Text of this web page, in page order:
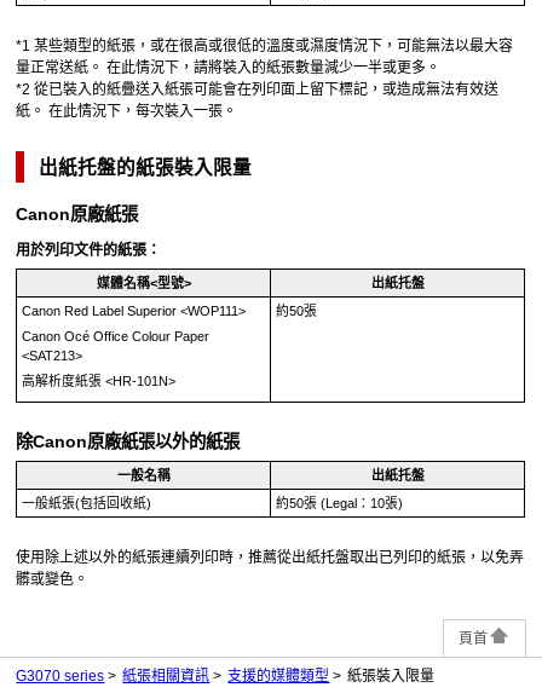
*1某些類型的紙張，或在很高或很低的溫度或濕度情況下，可能無法以最大容
量正常送紙。 在此情況下，請將裝入的紙張數量減少一半或更多。
*2從已裝入的紙疊送入紙張可能會在列印面上留下標記，或造成無法有效送
紙。 在此情況下，每次裝入一張。
出紙托盤的紙張裝入限量
Canon原廠紙張
用於列印文件的紙張：
媒體名稱<型號>
出紙托盤
Canon Red Label Superior<WOP111>
Canon Océ Office Colour Paper
<SAT213>
高解析度紙張<HR-101N>
約50張
除Canon原廠紙張以外的紙張
一般名稱
出紙托盤
一般紙張(包括回收紙)
約50張 (Legal：10張)
使用除上述以外的紙張連續列印時，推薦從出紙托盤取出已列印的紙張，以免弄
髒或變色。
頁首
G3070 series 紙張相關資訊 支援的媒體類型 紙張裝入限量